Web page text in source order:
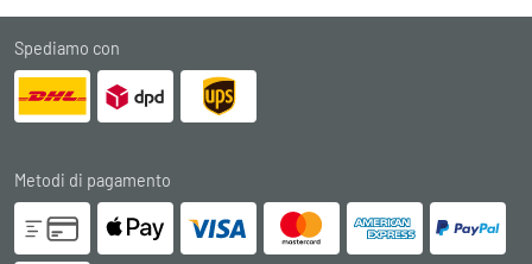
Spediamo con
Metodi di pagamento